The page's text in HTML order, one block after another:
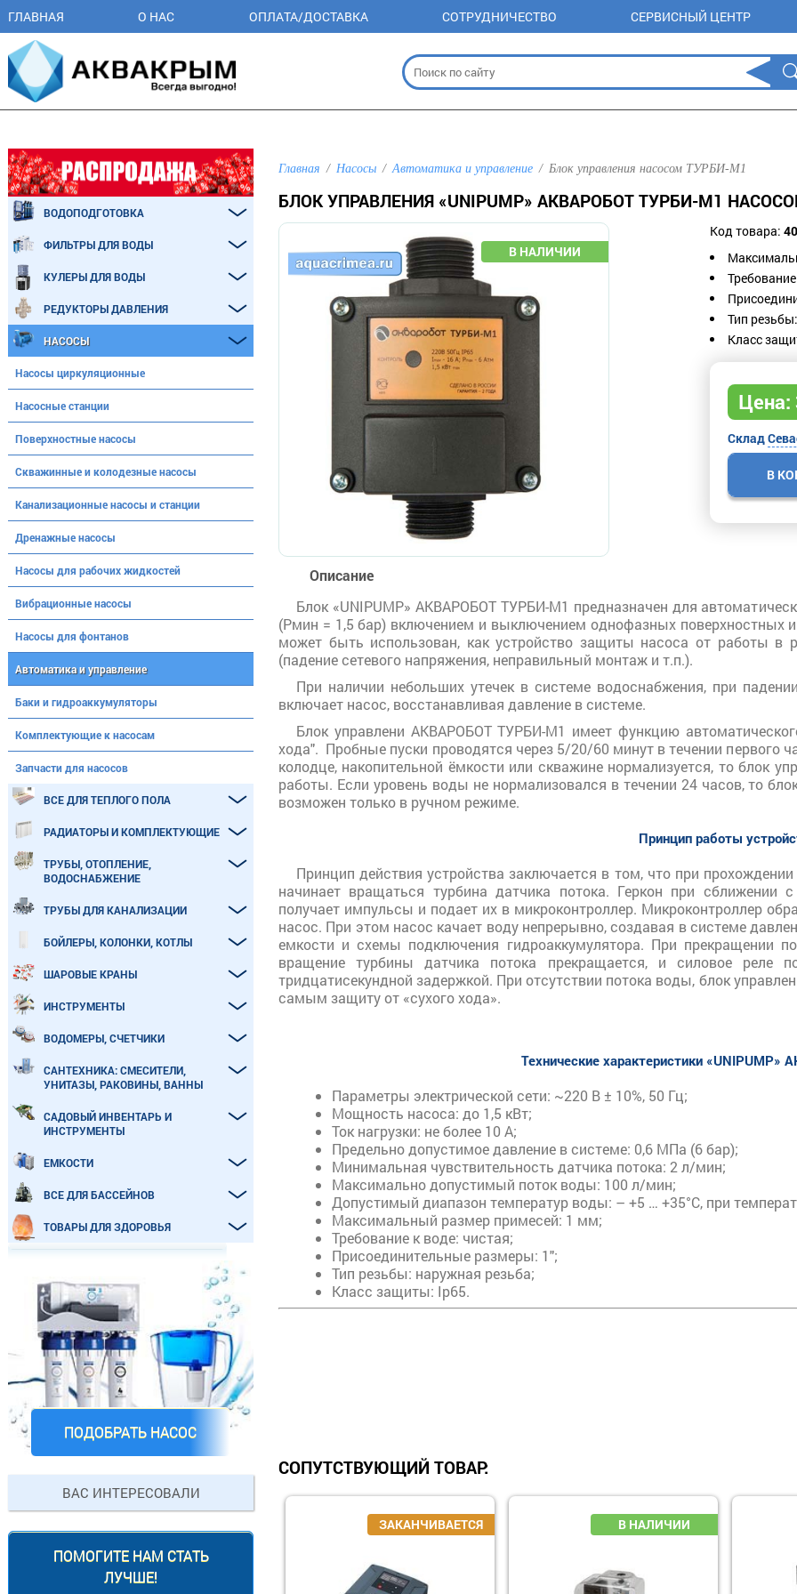
ГЛАВНАЯ О НАС ОПЛАТА/ДОСТАВКА СОТРУДНИЧЕСТВО СЕРВИСНЫЙ ЦЕНТР
Главная Насосы Автоматика и управление Блок управления насосом ТУРБИ-М1
БЛОК УПРАВЛЕНИЯ «UNIPUMP» АКВАРОБОТ ТУРБИ-M1
Код товара:
Тип
Класс
Цена:
Склад
В
Описание
Блок «UNIPUMP» АКВАРОБОТ ТУРБИ-M1 предназначен для
(Рмин = 1,5 бар) включением и выключением однофазных поверхностных
может быть использован, как устройство защиты насоса от работы в
(падение сетевого напряжения, неправильный монтаж и т.п.).
При наличии небольших утечек в системе водоснабжения, при
включает насос, восстанавливая давление в системе.
Блок управлени АКВАРОБОТ ТУРБИ-М1 имеет функцию
хода". Пробные пуски проводятся через 5/20/60 минут в течении первого
колодце, накопительной ёмкости или скважине нормализуется, то блок
работы. Если уровень воды не нормализовался в течении 24 часов, то
возможен только в ручном режиме.
Принцип работы
Принцип действия устройства заключается в том, что при
начинает вращаться турбина датчика потока. Геркон при
получает импульсы и подает их в микроконтроллер. Микроконтроллер
насос. При этом насос качает воду непрерывно, создавая в системе
емкости и схемы подключения гидроаккумулятора. При прекращении
вращение турбины датчика потока прекращается, и силовое реле
тридцатисекундной задержкой. При отсутствии потока воды, блок
самым защиту от «сухого хода».
Технические характеристики «UNIPUMP»
Параметры электрической сети: ~220 В ± 10%, 50 Гц;
Мощность насоса: до 1,5 кВт;
Ток нагрузки: не более 10 А;
Предельно допустимое давление в системе: 0,6 МПа (6 бар);
Минимальная чувствительность датчика потока: 2 л/мин;
Максимально допустимый поток воды: 100 л/мин;
Допустимый диапазон температур воды: – +5 … +35°С, при
Максимальный размер примесей: 1 мм;
Требование к воде: чистая;
Присоединительные размеры: 1";
Тип резьбы: наружная резьба;
Класс защиты: Ip65.
СОПУТСТВУЮЩИЙ ТОВАР:
ВОДОПОДГОТОВКА
ФИЛЬТРЫ ДЛЯ ВОДЫ
КУЛЕРЫ ДЛЯ ВОДЫ
РЕДУКТОРЫ ДАВЛЕНИЯ
НАСОСЫ
Насосы циркуляционные
Насосные станции
Поверхностные насосы
Скважинные и колодезные насосы
Канализационные насосы и станции
Дренажные насосы
Насосы для рабочих жидкостей
Вибрационные насосы
Насосы для фонтанов
Автоматика и управление
Баки и гидроаккумуляторы
Комплектующие к насосам
Запчасти для насосов
ВСЕ ДЛЯ ТЕПЛОГО ПОЛА
РАДИАТОРЫ И КОМПЛЕКТУЮЩИЕ
ТРУБЫ, ОТОПЛЕНИЕ,
ВОДОСНАБЖЕНИЕ
ТРУБЫ ДЛЯ КАНАЛИЗАЦИИ
БОЙЛЕРЫ, КОЛОНКИ, КОТЛЫ
ШАРОВЫЕ КРАНЫ
ИНСТРУМЕНТЫ
ВОДОМЕРЫ, СЧЕТЧИКИ
САНТЕХНИКА: СМЕСИТЕЛИ,
УНИТАЗЫ, РАКОВИНЫ, ВАННЫ
САДОВЫЙ ИНВЕНТАРЬ И
ИНСТРУМЕНТЫ
ЕМКОСТИ
ВСЕ ДЛЯ БАССЕЙНОВ
ТОВАРЫ ДЛЯ ЗДОРОВЬЯ
ПОДОБРАТЬ НАСОС
ВАС ИНТЕРЕСОВАЛИ
ПОМОГИТЕ НАМ СТАТЬ
ЛУЧШЕ!